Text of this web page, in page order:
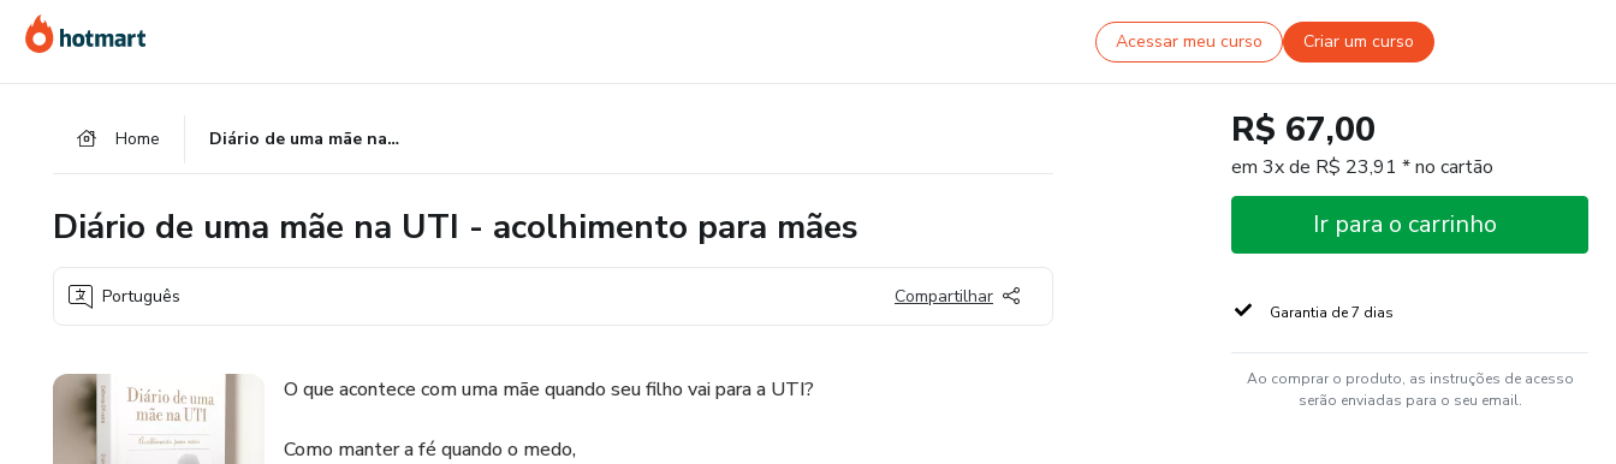
para
o
para
o
para
o
Acessar meu curso Criar um curso
Home Diário de uma mãe na UTI - acolhimento para mães
Diário de uma mãe na UTI - acolhimento para mães
Português Compartilhar
O que acontece com uma mãe quando seu filho vai para a UTI?
Como manter a fé quando o medo,
R$ 67,00
em 3x de R$ 23,91 * no cartão
Ir para o carrinho
Garantia de 7 dias
Ao comprar o produto, as instruções de acesso
serão enviadas para o seu email.